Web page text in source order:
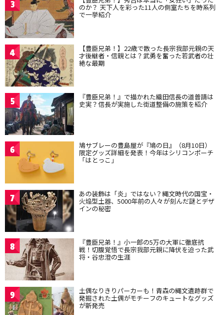
3 のか？ 天下人を彩った11人の側室たちを時系列
で一挙紹介
4 【豊臣兄弟！】22歳で散った長宗我部元親の天
才後継者・信親とは？武勇を奮った若武者の壮
絶な最期
5 『豊臣兄弟！』で描かれた織田信長の道普請は
史実？信長が実施した街道整備の施策を紹介
6 鳩サブレーの豊島屋が『鳩の日』（8月10日）
限定グッズ詳細を発表！今年はシリコンポーチ
「はとっこ」
7 あの装飾は「炎」ではない？縄文時代の国宝・
火焔型土器、5000年前の人々が刻んだ謎とデザ
インの秘密
8 『豊臣兄弟！』小一郎の5万の大軍に徹底抗
戦！切腹覚悟で長宗我部元親に降伏を迫った武
将・谷忠澄の生涯
9 土偶なりきりパーカーも！青森の縄文遺跡群で
発掘された土偶がモチーフのキュートなグッズ
が新発売